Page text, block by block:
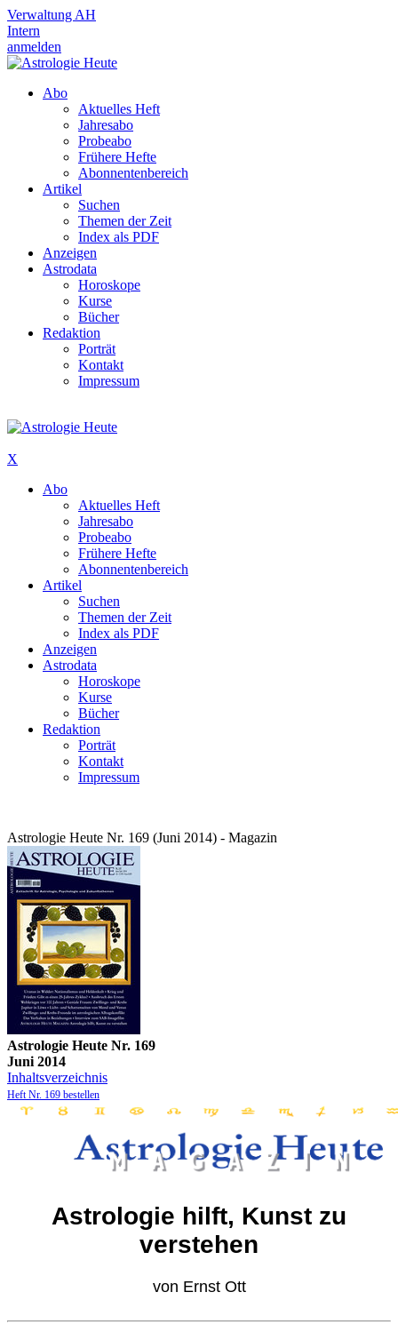
Verwaltung AH
Intern
anmelden
Abo
Aktuelles Heft
Jahresabo
Probeabo
Frühere Hefte
Abonnentenbereich
Artikel
Suchen
Themen der Zeit
Index als PDF
Anzeigen
Astrodata
Horoskope
Kurse
Bücher
Redaktion
Porträt
Kontakt
Impressum
X
Abo
Aktuelles Heft
Jahresabo
Probeabo
Frühere Hefte
Abonnentenbereich
Artikel
Suchen
Themen der Zeit
Index als PDF
Anzeigen
Astrodata
Horoskope
Kurse
Bücher
Redaktion
Porträt
Kontakt
Impressum
Astrologie Heute Nr. 169 (Juni 2014) - Magazin
Astrologie Heute Nr. 169
Juni 2014
Inhaltsverzeichnis
Heft Nr. 169 bestellen
Astrologie hilft, Kunst zu
verstehen
von Ernst Ott